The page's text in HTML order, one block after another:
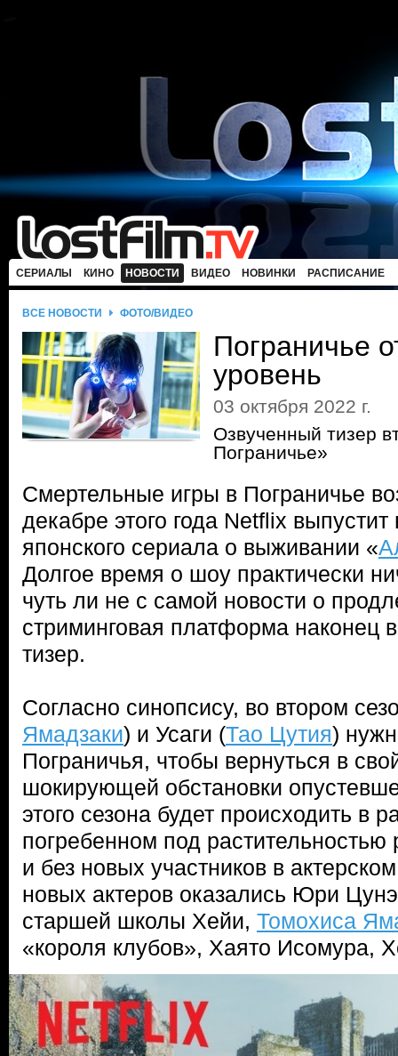
СЕРИАЛЫ КИНО НОВОСТИ ВИДЕО НОВИНКИ РАСПИСАНИЕ
ВСЕ НОВОСТИ ФОТО/ВИДЕО
Пограничье
уровень
03 октября 2022 г.
Озвученный тизер
Пограничье»
Смертельные игры в Пограничье
декабре этого года Netflix выпустит
японского сериала о выживании «
Долгое время о шоу практически
чуть ли не с самой новости о
стриминговая платформа наконец
тизер.
Согласно синопсису, во втором
Ямадзаки) и Усаги (Тао Цутия)
Пограничья, чтобы вернуться в
шокирующей обстановки
этого сезона будет происходить в
погребенном под
и без новых участников в
новых актеров оказались Юри
старшей школы Хейи, Томохиса
«короля клубов», Хаято Исомура,